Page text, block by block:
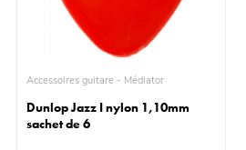
Accessoires guitare - Médiator
Dunlop Jazz I nylon 1,10mm
sachet de 6